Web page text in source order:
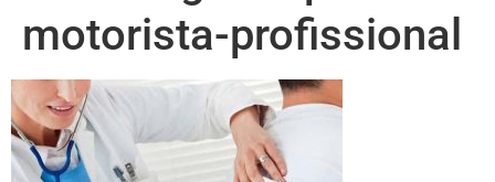
motorista-profissional